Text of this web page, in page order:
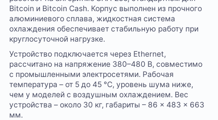
Bitcoin и Bitcoin Cash. Корпус выполнен из прочного
алюминиевого сплава, жидкостная система
охлаждения обеспечивает стабильную работу при
круглосуточной нагрузке.
Устройство подключается через Ethernet,
рассчитано на напряжение 380–480 В, совместимо
с промышленными электросетями. Рабочая
температура – от 5 до 45 °C, уровень шума ниже,
чем у моделей с воздушным охлаждением. Вес
устройства – около 30 кг, габариты – 86 × 483 × 663
мм.